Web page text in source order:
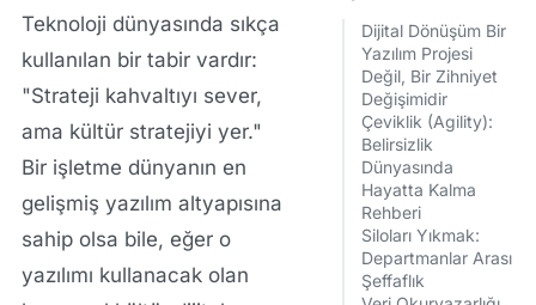
Dijital Dönüşüm Bir
Yazılım Projesi
Değil, Bir Zihniyet
Değişimidir
Çeviklik (Agility):
Belirsizlik
Dünyasında
Hayatta Kalma
Rehberi
Siloları Yıkmak:
Departmanlar Arası
Şeffaflık
Teknoloji dünyasında sıkça
kullanılan bir tabir vardır:
"Strateji kahvaltıyı sever,
ama kültür stratejiyi yer."
Bir işletme dünyanın en
gelişmiş yazılım altyapısına
sahip olsa bile, eğer o
yazılımı kullanacak olan